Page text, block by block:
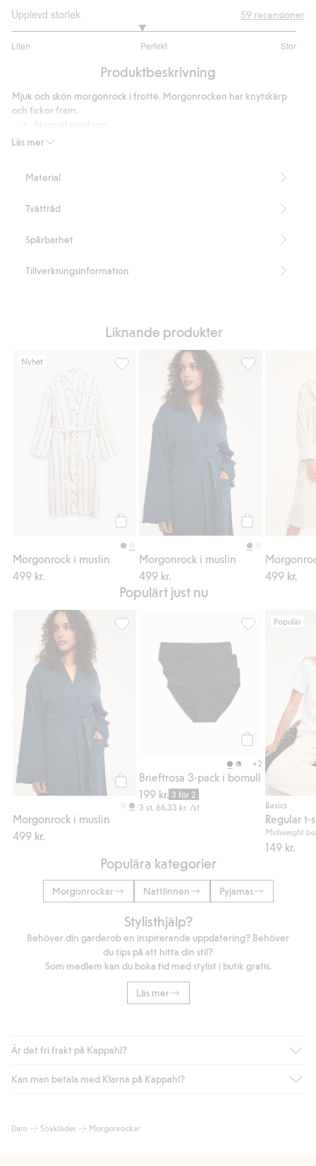
Upplevd storlek
Liten Perfekt Stor
utav
45
betyg
59 recensioner
Produktbeskrivning
Läs mer
Mjuk och skön morgonrock i frotté. Morgonrocken har knytskärp
och fickor fram.
Knytband i midjan
Artikelnummer
Material
Tvättråd
Spårbarhet
Tillverkningsinformation
Liknande produkter
Nyhet
Morgonrock i muslin
499 kr.
Morgonrock i muslin, Lägg till i favoriter
Morgonrock i muslin
499 kr.
499 kr.
Populärt just nu
Morgonrock i muslin
499 kr.
+2
Brieftrosa 3-pack i bomull
199 kr. 3 för 2
3 st.66,33 kr. /st
Populär
Basics
Regular
Midweight
149 kr.
Populära kategorier
Morgonrockar Nattlinnen Pyjamas
Stylisthjälp?
Behöver din garderob en inspirerande uppdatering? Behöver
du tips på att hitta din stil?
Som medlem kan du boka tid med stylist i butik gratis.
Läs mer
Är det fri frakt på Kappahl?
Är du medlem i Kappahl Club har du alltid gratis frakt till butik
automatik efter du loggat in och identifierats som medlem.
Kan man betala med Klarna på Kappahl?
bland annat faktura och swish men även andra betalningssätt.
Dam Sovkläder Morgonrockar